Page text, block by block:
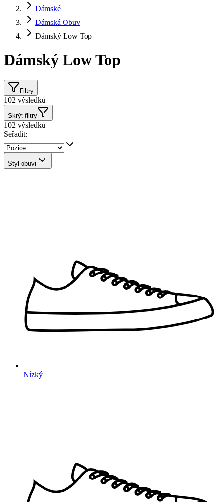
Dámské
Dámská Obuv
Dámský Low Top
Dámský Low Top
Filtry
102 výsledků
Skrýt filtry
102 výsledků
Seřadit:
Styl obuvi
Nízký